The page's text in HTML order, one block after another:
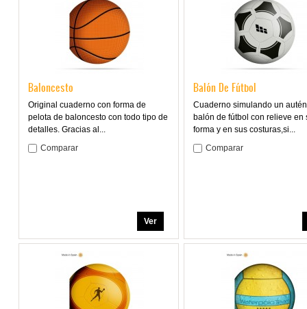
Baloncesto
Original cuaderno con forma de
pelota de baloncesto con todo tipo de
detalles. Gracias al...
Ver
Comparar
Balón De Fútbol
Cuaderno simulando un
balón de fútbol con relieve en
forma y en sus costuras,si...
Comparar